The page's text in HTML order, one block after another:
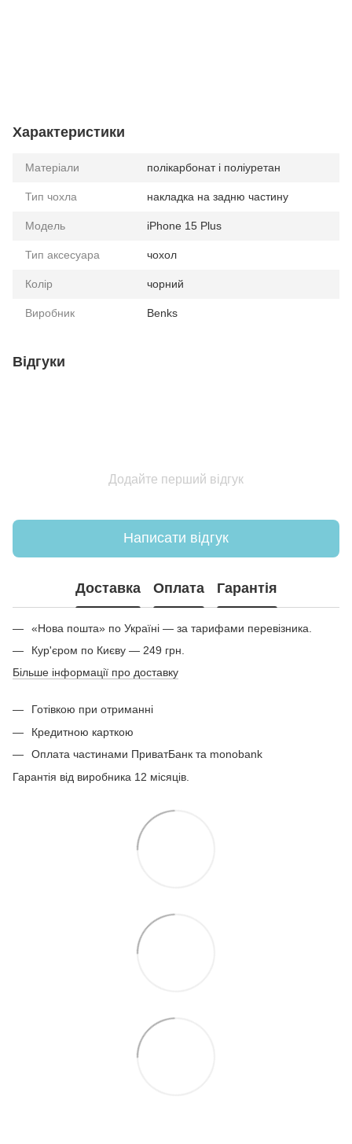
Характеристики
Матеріали полікарбонат і поліуретан
Тип чохла накладка на задню частину
Модель iPhone 15 Plus
Тип аксесуара чохол
Колір чорний
Виробник Benks
Відгуки
Додайте перший відгук
Написати відгук
Доставка Оплата Гарантія
«Нова пошта» по Україні — за тарифами перевізника.
Кур'єром по Києву — 249 грн.
Більше інформації про доставку
Готівкою при отриманні
Кредитною карткою
Оплата частинами ПриватБанк та monobank
Гарантія від виробника 12 місяців.